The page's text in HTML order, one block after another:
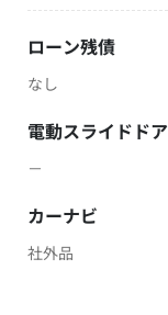
ローン残債
なし
電動スライドドア
－
カーナビ
社外品